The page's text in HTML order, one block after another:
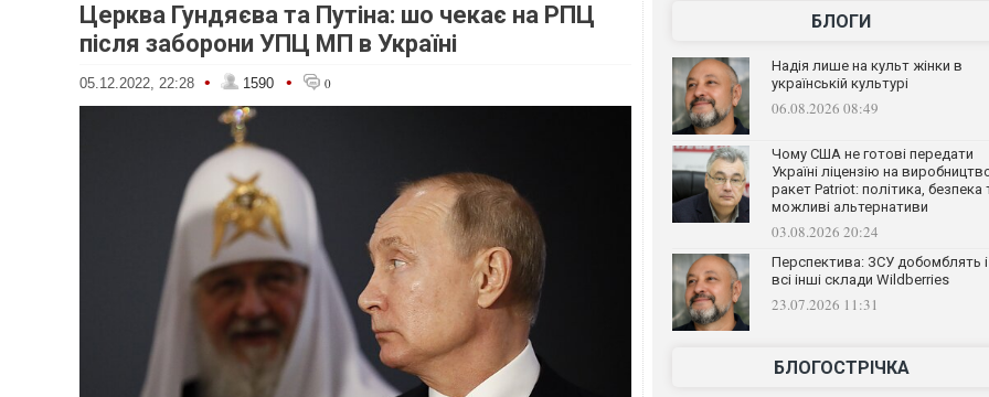
Церква Гундяєва та Путіна: шо чекає на РПЦ
після заборони УПЦ МП в Україні
05.12.2022, 22:28 • 1590 • 0
БЛОГИ
Надія лише на культ жінки в
українській культурі
06.08.2026 08:49
Чому США не готові передати
Україні ліцензію на
ракет Patriot: політика, безпека
можливі альтернативи
03.08.2026 20:24
Перспектива: ЗСУ добомблять і
всі інші склади Wildberries
23.07.2026 11:31
БЛОГОСТРІЧКА